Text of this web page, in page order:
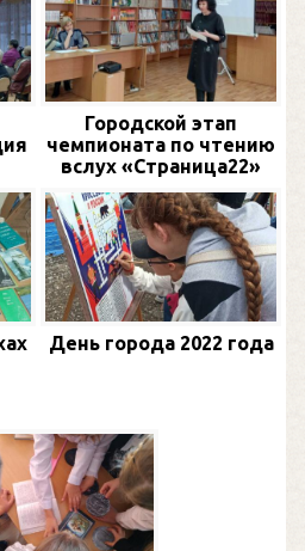
Городской этап
чемпионата по чтению
вслух «Страница22»
День города 2022 года